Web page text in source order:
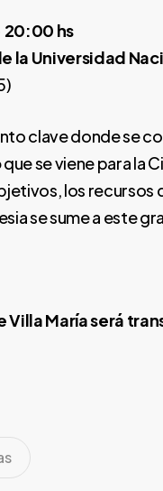
20:00 hs
la Universidad
clave donde se
que se viene para la
los recursos
se sume a este
Villa María será